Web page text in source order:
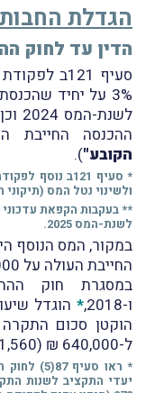
הגדלת
הדין עד לחוק
סעיף 121ב לפקודת מס הכנסה
לשנת-המס 2024 וכן לשנת-המס 2025
ההכנסה החייבת העולה
הקובע").
* סעיף 121ב
ולשינוי נטל המס (תיקוני
** בעקבות הקפאת
לשנת-המס 2025.
החייבת העולה על 800,000 ₪.
ו-2018,
*
הוקטן סכום
ל-640,000 ₪ (721,560 ₪ נכון לשנת-המס 2025).
* ראו